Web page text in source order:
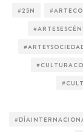
#25N